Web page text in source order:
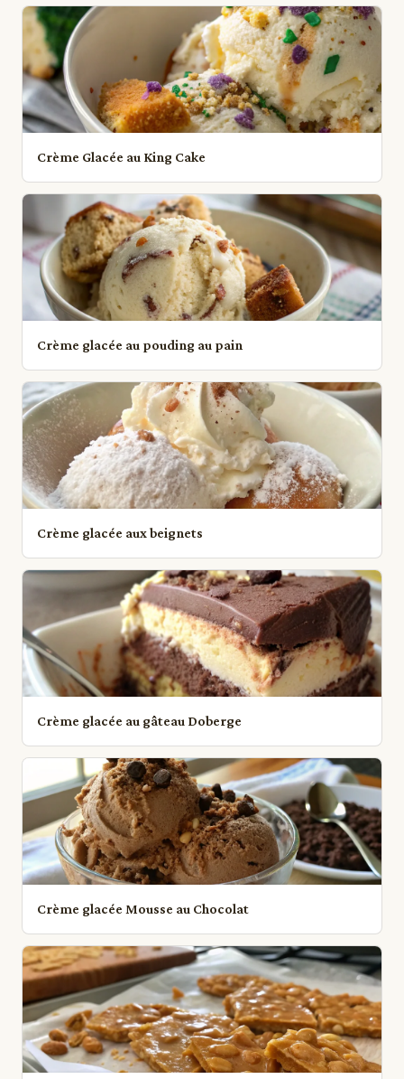
Crème Glacée au King Cake
Crème glacée au pouding au pain
Crème glacée aux beignets
Crème glacée au gâteau Doberge
Crème glacée Mousse au Chocolat